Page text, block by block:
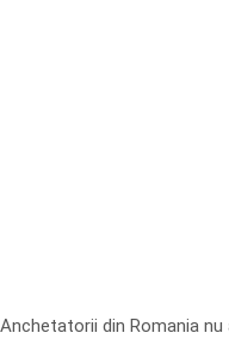
Anchetatorii din Romania